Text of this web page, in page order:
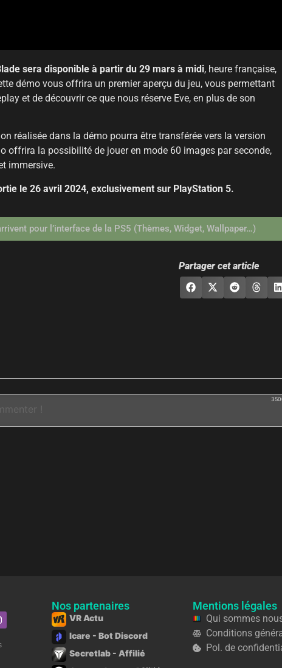
sera disponible à partir du 29 mars à midi, heure française,
démo vous offrira un premier aperçu du jeu, vous permettant
et de découvrir ce que nous réserve Eve, en plus de son
réalisée dans la démo pourra être transférée vers la version
offrira la possibilité de jouer en mode 60 images par seconde,
immersive.
le 26 avril 2024, exclusivement sur PlayStation 5.
pour l’interface de la PS5 (Thèmes, Widget, Wallpaper…)
Partager cet article
Nos partenaires
VR Actu
Icare - Bot Discord
Secretlab - Affilié
Mentions légales
Qui sommes
Conditions
Pol. de